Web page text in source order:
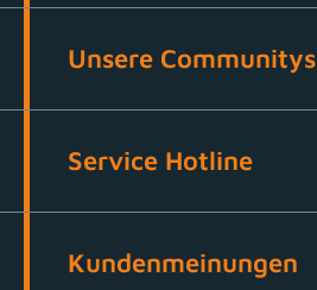
Unsere Communitys
Service Hotline
Kundenmeinungen